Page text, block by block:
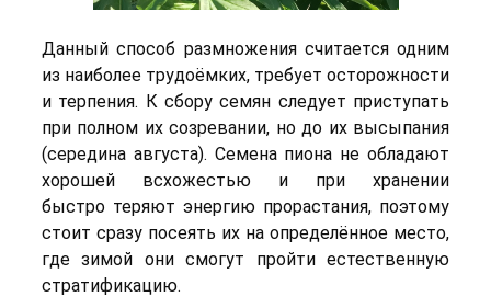
Данный способ размножения считается одним
из наиболее трудоёмких, требует осторожности
и терпения. К сбору семян следует приступать
при полном их созревании, но до их высыпания
(середина августа). Семена пиона не обладают
хорошей всхожестью и при хранении
быстро теряют энергию прорастания, поэтому
стоит сразу посеять их на определённое место,
где зимой они смогут пройти естественную
стратификацию.